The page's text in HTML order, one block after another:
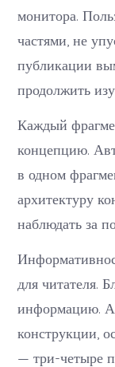
монитора.
частями, не
публикации
продолжить
Каждый
концепцию.
в одном
архитектуру
наблюдать за
для читателя.
информацию.
конструкции,
— три-четыре